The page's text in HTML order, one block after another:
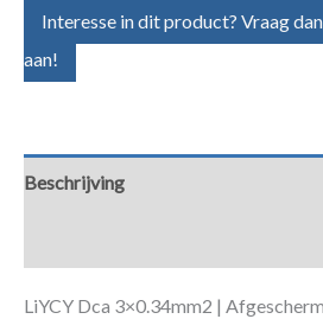
Interesse in dit product? Vraag
aan!
Beschrijving
LiYCY Dca 3×0.34mm2 |